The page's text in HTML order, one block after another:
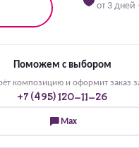
от 3 дней
Поможем с выбором
композицию и оформит заказ
+7 (495) 120-11-26
Max